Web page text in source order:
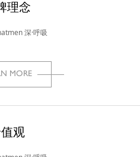
理念
深·呼吸
MORE
观